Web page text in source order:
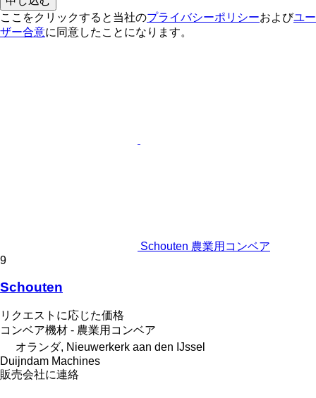
ここをクリックすると当社のプライバシーポリシーおよびユー
ザー合意に同意したことになります。
Schouten 農業用コンベア
9
Schouten
リクエストに応じた価格
コンベア機材 - 農業用コンベア
オランダ, Nieuwerkerk aan den IJssel
Duijndam Machines
販売会社に連絡